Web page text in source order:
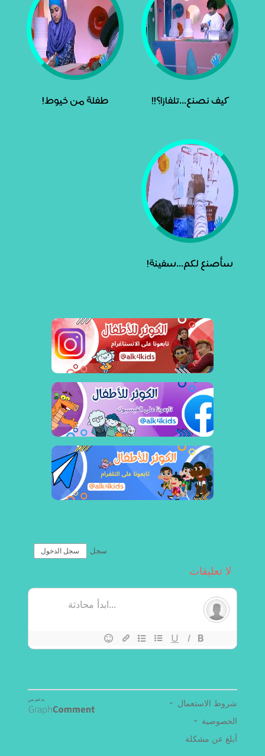
كيف نصنع...تلفازا؟!! طفلة من خيوط!
سأصنع لكم...سفينة!